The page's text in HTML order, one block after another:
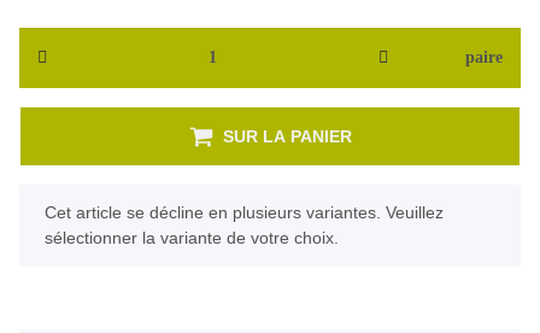
paire
SUR LA PANIER
x
Cet article se décline en plusieurs variantes. Veuillez
sélectionner la variante de votre choix.